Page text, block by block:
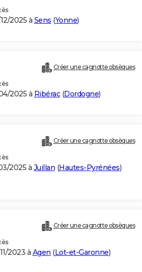
2025 à Sens (Yonne)
Créer une cagnotte obsèques
2025 à Ribérac(Dordogne)
Créer une cagnotte obsèques
2025 à Juillan (Hautes-Pyrénées)
Créer une cagnotte obsèques
2023 à Agen (Lot-et-Garonne)